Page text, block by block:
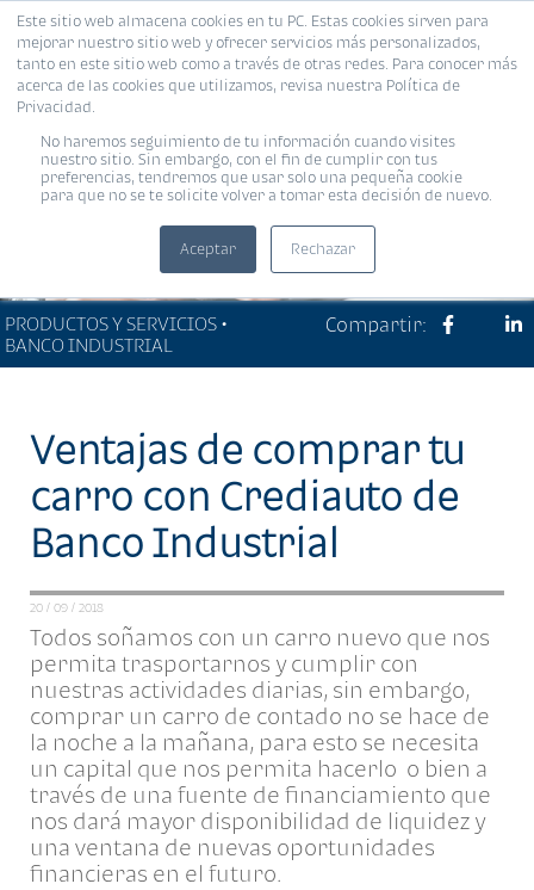
Este sitio web almacena cookies en tu PC. Estas cookies sirven para
mejorar nuestro sitio web y ofrecer servicios más personalizados,
tanto en este sitio web como a través de otras redes. Para conocer más
acerca de las cookies que utilizamos, revisa nuestra Política de
Privacidad.
No haremos seguimiento de tu información cuando visites
nuestro sitio. Sin embargo, con el fin de cumplir con tus
preferencias, tendremos que usar solo una pequeña cookie
para que no se te solicite volver a tomar esta decisión de nuevo.
Aceptar Rechazar
MENÚ
PRODUCTOS Y SERVICIOS •
BANCO INDUSTRIAL
Compartir:
Ventajas de comprar tu
carro con Crediauto de
Banco Industrial
20 / 09 / 2018
Todos soñamos con un carro nuevo que nos
permita trasportarnos y cumplir con
nuestras actividades diarias, sin embargo,
comprar un carro de contado no se hace de
la noche a la mañana, para esto se necesita
un capital que nos permita hacerlo o bien a
través de una fuente de financiamiento que
nos dará mayor disponibilidad de liquidez y
una ventana de nuevas oportunidades
financieras en el futuro.